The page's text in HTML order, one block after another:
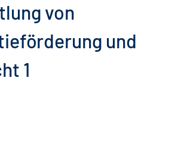
von
und
1